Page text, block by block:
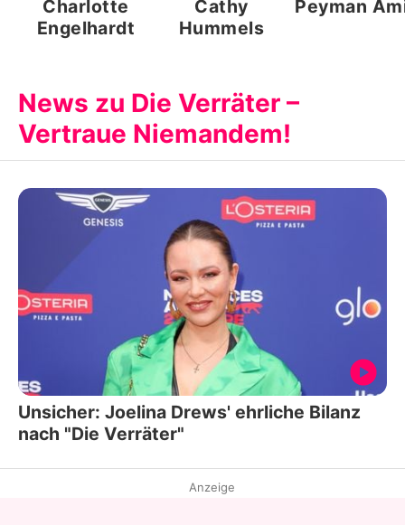
Charlotte
Engelhardt
Cathy
Hummels
Peyman
News zu Die Verräter –
Vertraue Niemandem!
Unsicher: Joelina Drews' ehrliche Bilanz
nach "Die Verräter"
Anzeige